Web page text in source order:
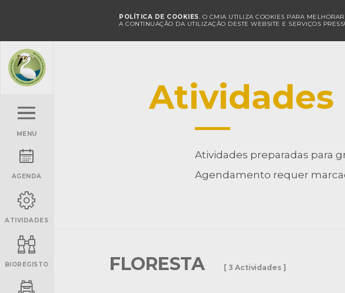
POLÍTICA DE COOKIES. O CMIA UTILIZA COOKIES PARA
A CONTINUAÇÃO DA UTILIZAÇÃO DESTE WEBSITE E SERVIÇOS
MENU
AGENDA
ATIVIDADES
BIOREGISTO
Atividades
Atividades preparadas para
Agendamento requer
FLORESTA [ 3 Actividades ]